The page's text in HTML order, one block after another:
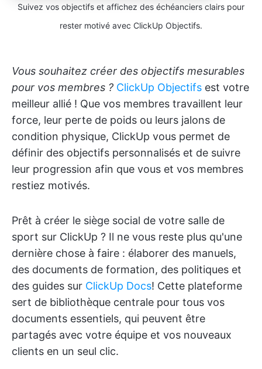
Suivez vos objectifs et affichez des échéanciers clairs pour
rester motivé avec ClickUp Objectifs.
Vous souhaitez créer des objectifs mesurables
pour vos membres ? ClickUp Objectifs est votre
meilleur allié ! Que vos membres travaillent leur
force, leur perte de poids ou leurs jalons de
condition physique, ClickUp vous permet de
définir des objectifs personnalisés et de suivre
leur progression afin que vous et vos membres
restiez motivés.
Prêt à créer le siège social de votre salle de
sport sur ClickUp ? Il ne vous reste plus qu'une
dernière chose à faire : élaborer des manuels,
des documents de formation, des politiques et
des guides sur ClickUp Docs! Cette plateforme
sert de bibliothèque centrale pour tous vos
documents essentiels, qui peuvent être
partagés avec votre équipe et vos nouveaux
clients en un seul clic.